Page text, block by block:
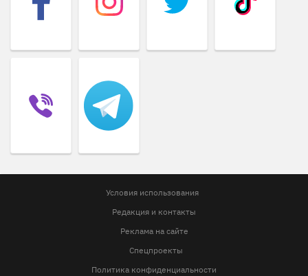
Условия использования
Редакция и контакты
Реклама на сайте
Спецпроекты
Политика конфиденциальности